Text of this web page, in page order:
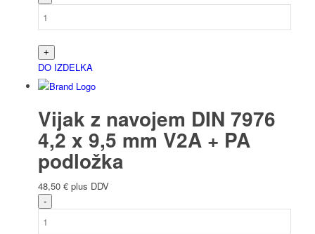
DO IZDELKA
Vijak z navojem DIN 7976
4,2 x 9,5 mm V2A + PA
podložka
48,50 € plus DDV